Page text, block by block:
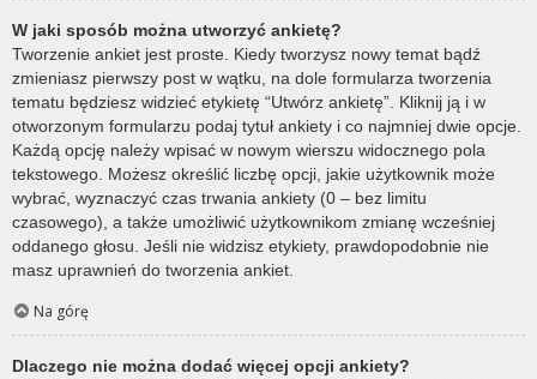
W jaki sposób można utworzyć ankietę?
Tworzenie ankiet jest proste. Kiedy tworzysz nowy temat bądź
zmieniasz pierwszy post w wątku, na dole formularza tworzenia
tematu będziesz widzieć etykietę “Utwórz ankietę”. Kliknij ją i w
otworzonym formularzu podaj tytuł ankiety i co najmniej dwie opcje.
Każdą opcję należy wpisać w nowym wierszu widocznego pola
tekstowego. Możesz określić liczbę opcji, jakie użytkownik może
wybrać, wyznaczyć czas trwania ankiety (0 – bez limitu
czasowego), a także umożliwić użytkownikom zmianę wcześniej
oddanego głosu. Jeśli nie widzisz etykiety, prawdopodobnie nie
masz uprawnień do tworzenia ankiet.
Na górę
Dlaczego nie można dodać więcej opcji ankiety?